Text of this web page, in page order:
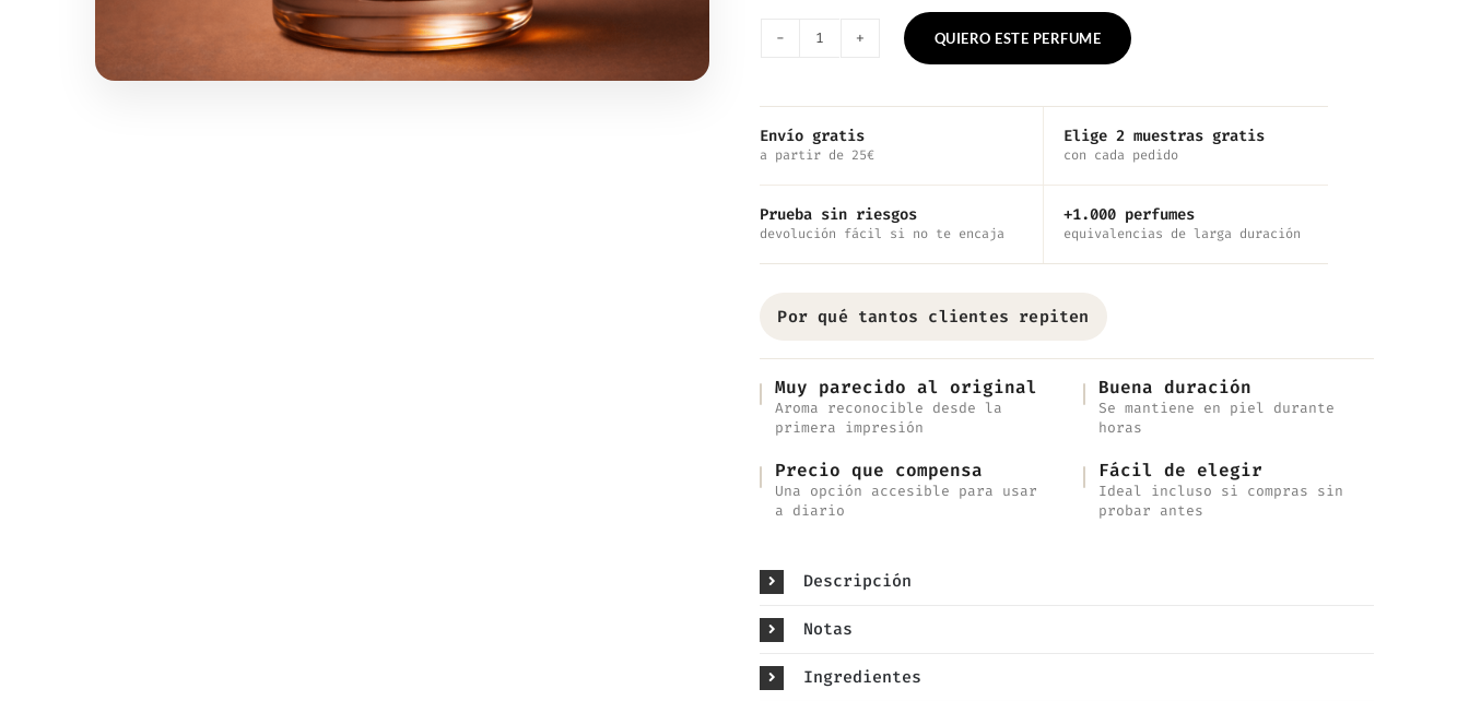
Inspirado
en
Prick
cantidad
QUIERO ESTE PERFUME
Envío gratis
a partir de 25€
Elige 2 muestras gratis
con cada pedido
Prueba sin riesgos
devolución fácil si no te encaja
+1.000 perfumes
equivalencias de larga duración
Por qué tantos clientes repiten
Muy parecido al original
Aroma reconocible desde la
primera impresión
Buena duración
Se mantiene en piel durante
horas
Precio que compensa
Una opción accesible para usar
a diario
Fácil de elegir
Ideal incluso si compras sin
probar antes
Descripción
Notas
Ingredientes